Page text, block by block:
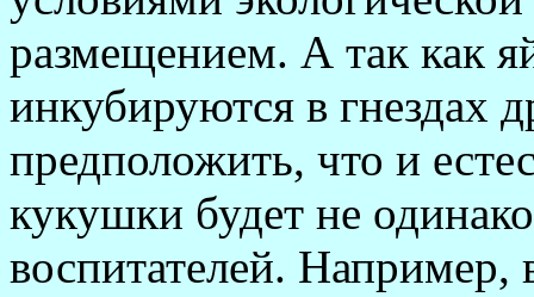
размещением. А так как
инкубируются в гнездах
предположить, что и
кукушки будет не
воспитателей. Например,